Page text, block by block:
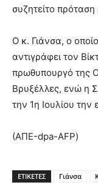
συζητείτο
Ο κ. Γιάνσα, ο
αντιγράφει τον
πρωθυπουργό της
Βρυξέλλες, ενώ η
την 1η Ιουλίου
(ΑΠΕ-dpa-AFP)
ΕΤΙΚΕΤΕΣ Γιάνσα